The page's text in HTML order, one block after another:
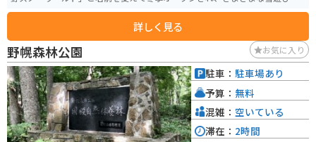
楽しめるスポットです。
詳しく見る
野幌森林公園 お気に入り
駐車： 駐車場あり
予算： 無料
混雑： 空いている
滞在： 2時間